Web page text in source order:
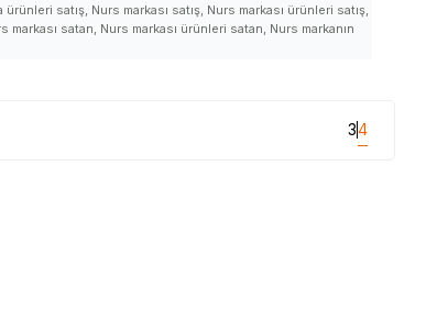
satış, Nurs markası satış, Nurs markası ürünleri satış,
satan, Nurs markası ürünleri satan, Nurs markanın
satılan yerler, Nurs satan yerler, Nurs nerede satılır, Nurs
satılıyor, Nurs nerden alabilirim, Nurs satılan, Nurs
tüm bilgilerini ürünleri ve detaylarını LokmanAVM
34